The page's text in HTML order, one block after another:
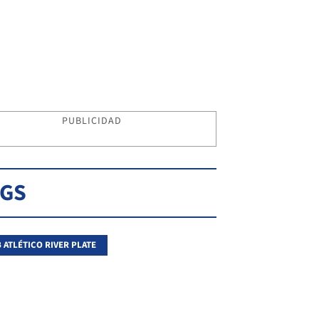
PUBLICIDAD
RIVER PLATE